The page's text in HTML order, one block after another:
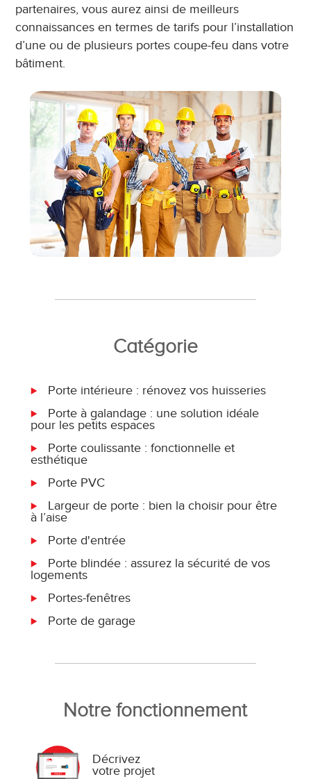
partenaires, vous aurez ainsi de meilleurs
connaissances en termes de tarifs pour l’installation
d’une ou de plusieurs portes coupe-feu dans votre
bâtiment.
Catégorie
Porte intérieure : rénovez vos huisseries
Porte à galandage : une solution idéale
pour les petits espaces
Porte coulissante : fonctionnelle et
esthétique
Porte PVC
Largeur de porte : bien la choisir pour être
à l’aise
Porte d'entrée
Porte blindée : assurez la sécurité de vos
logements
Portes-fenêtres
Porte de garage
Notre fonctionnement
Décrivez
votre projet